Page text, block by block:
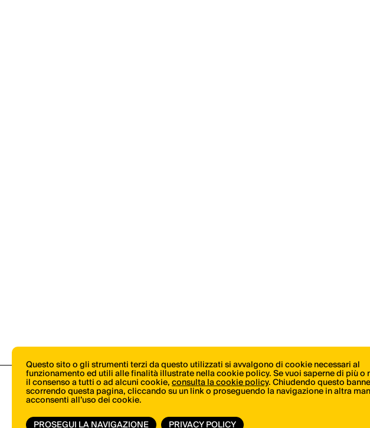
Questo sito o gli strumenti terzi da questo utilizzati si avvalgono di cookie necessari al
funzionamento ed utili alle finalità illustrate nella cookie policy. Se vuoi saperne di più o
il consenso a tutti o ad alcuni cookie,consulta la cookie policy. Chiudendo questo
scorrendo questa pagina, cliccando su un link o proseguendo la navigazione in altra
acconsenti all’uso dei cookie.
PROSEGUI LA NAVIGAZIONE
PRIVACY POLICY